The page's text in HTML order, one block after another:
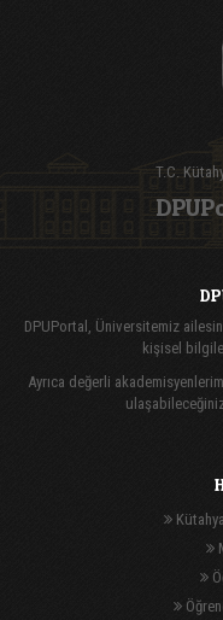
T.C.
DPUPortal, Üniversitemiz
kişisel
Ayrıca değerli